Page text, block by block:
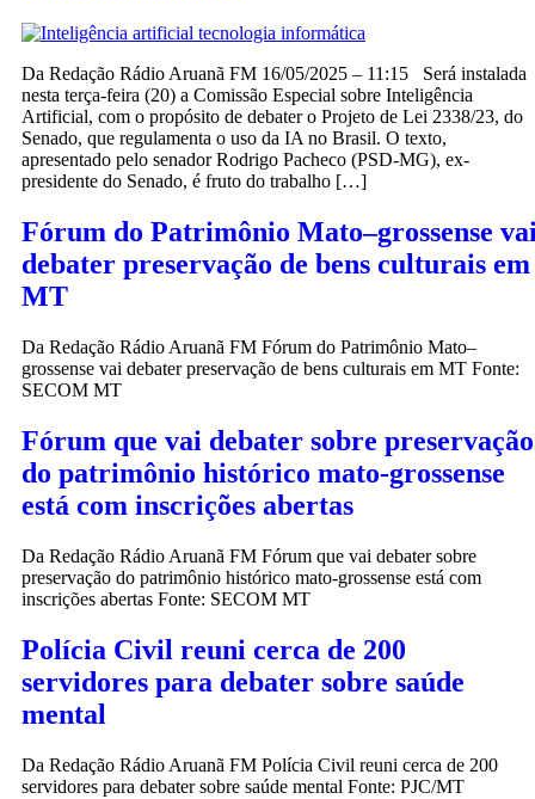
Da Redação Rádio Aruanã FM 16/05/2025 – 11:15 Será instalada
nesta terça-feira (20) a Comissão Especial sobre Inteligência
Artificial, com o propósito de debater o Projeto de Lei 2338/23, do
Senado, que regulamenta o uso da IA no Brasil. O texto,
apresentado pelo senador Rodrigo Pacheco (PSD-MG), ex-
presidente do Senado, é fruto do trabalho […]
Fórum do Patrimônio Mato–grossense
debater preservação de bens culturais em
MT
Da Redação Rádio Aruanã FM Fórum do Patrimônio Mato–
grossense vai debater preservação de bens culturais em MT Fonte:
SECOM MT
Fórum que vai debater sobre preservação
do patrimônio histórico mato-grossense
está com inscrições abertas
Da Redação Rádio Aruanã FM Fórum que vai debater sobre
preservação do patrimônio histórico mato-grossense está com
inscrições abertas Fonte: SECOM MT
Polícia Civil reuni cerca de 200
servidores para debater sobre saúde
mental
Da Redação Rádio Aruanã FM Polícia Civil reuni cerca de 200
servidores para debater sobre saúde mental Fonte: PJC/MT